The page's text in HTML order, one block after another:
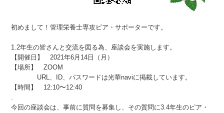
初めまして！管理栄養士専攻ピア・サポーターです。
1.2年生の皆さんと交流を図る為、座談会を実施します。
【開催日】 2021年6月14日（月）
【場所】 ZOOM
URL、ID、パスワードは光華naviに掲載しています。
【時間】 12:10〜12:40
.
今回の座談会は、事前に質問を募集し、その質問に3.4年生のピア・